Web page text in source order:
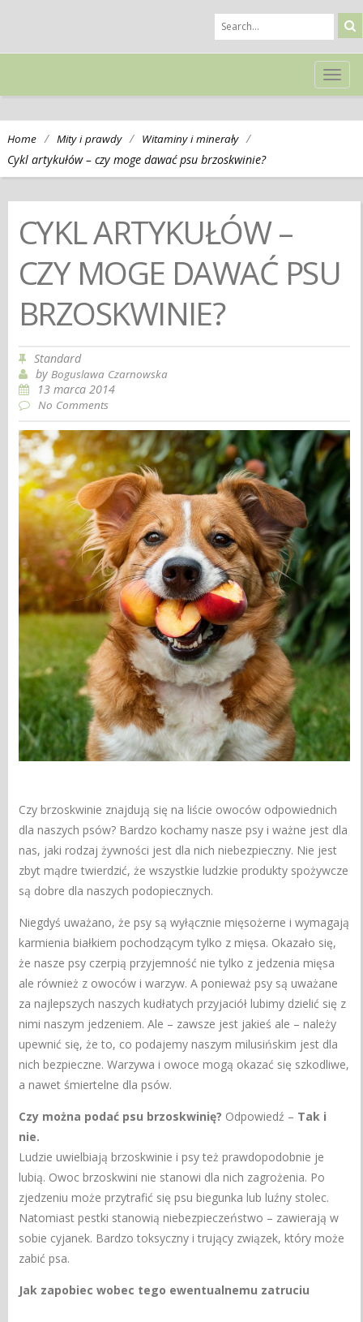
Home / Mity i prawdy / Witaminy i minerały /
Cykl artykułów – czy moge dawać psu brzoskwinie?
CYKL ARTYKUŁÓW –
CZY MOGE DAWAĆ PSU
BRZOSKWINIE?
Standard
byBoguslawa Czarnowska
13 marca 2014
No Comments
Czy brzoskwinie znajdują się na liście owoców odpowiednich
dla naszych psów? Bardzo kochamy nasze psy i ważne jest dla
nas, jaki rodzaj żywności jest dla nich niebezpieczny. Nie jest
zbyt mądre twierdzić, że wszystkie ludzkie produkty spożywcze
są dobre dla naszych podopiecznych.
Niegdyś uważano, że psy są wyłącznie mięsożerne i wymagają
karmienia białkiem pochodzącym tylko z mięsa. Okazało się,
że nasze psy czerpią przyjemność nie tylko z jedzenia mięsa
ale również z owoców i warzyw. A ponieważ psy są uważane
za najlepszych naszych kudłatych przyjaciół lubimy dzielić się z
nimi naszym jedzeniem. Ale – zawsze jest jakieś ale – należy
upewnić się, że to, co podajemy naszym milusińskim jest dla
nich bezpieczne. Warzywa i owoce mogą okazać się szkodliwe,
a nawet śmiertelne dla psów.
Czy można podać psu brzoskwinię? Odpowiedź – Tak i
nie.
Ludzie uwielbiają brzoskwinie i psy też prawdopodobnie je
lubią. Owoc brzoskwini nie stanowi dla nich zagrożenia. Po
zjedzeniu może przytrafić się psu biegunka lub luźny stolec.
Natomiast pestki stanowią niebezpieczeństwo – zawierają w
sobie cyjanek. Bardzo toksyczny i trujący związek, który może
zabić psa.
Jak zapobiec wobec tego ewentualnemu zatruciu